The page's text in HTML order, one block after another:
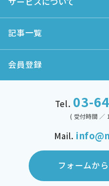
記事一覧
会員登録
Tel. 03-
( 受付時間 ／
Mail.
フォームか